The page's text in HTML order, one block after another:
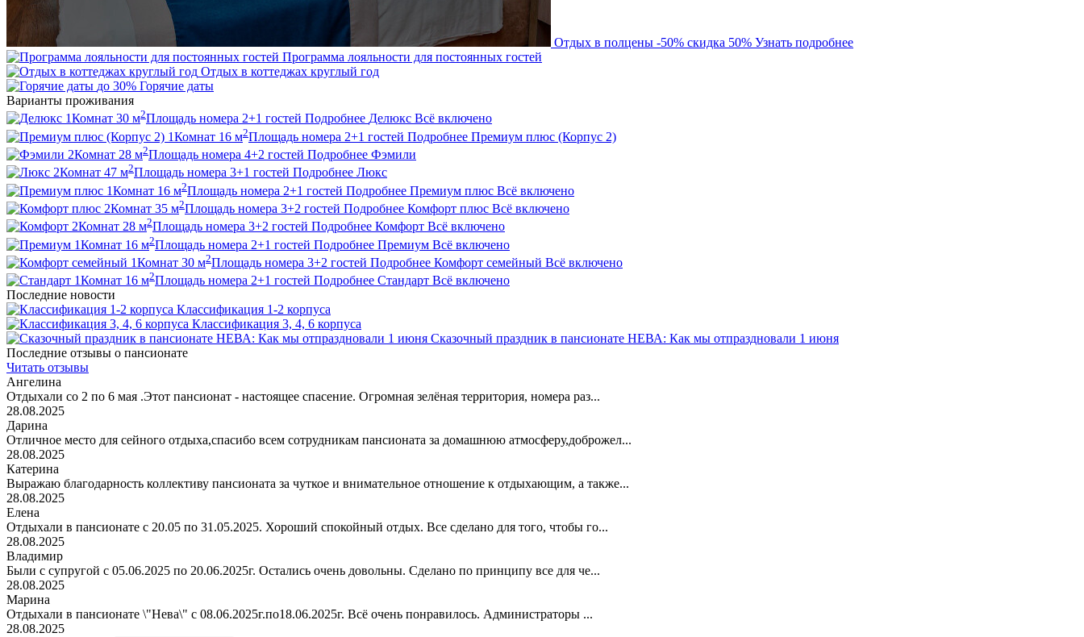
Отдых в полцены -50% скидка 50% Узнать подробнее
Программа лояльности для постоянных гостей
Отдых в коттеджах круглый год
до 30% Горячие даты
Варианты проживания
1Комнат 30 м2Площадь номера 2+1 гостей Подробнее Делюкс Всё включено
1Комнат 16 м2Площадь номера 2+1 гостей Подробнее Премиум плюс (Корпус 2)
2Комнат 28 м2Площадь номера 4+2 гостей Подробнее Фэмили
2Комнат 47 м2Площадь номера 3+1 гостей Подробнее Люкс
1Комнат 16 м2Площадь номера 2+1 гостей Подробнее Премиум плюс Всё включено
2Комнат 35 м2Площадь номера 3+2 гостей Подробнее Комфорт плюс Всё включено
2Комнат 28 м2Площадь номера 3+2 гостей Подробнее Комфорт Всё включено
1Комнат 16 м2Площадь номера 2+1 гостей Подробнее Премиум Всё включено
1Комнат 30 м2Площадь номера 3+2 гостей Подробнее Комфорт семейный Всё включено
1Комнат 16 м2Площадь номера 2+1 гостей Подробнее Стандарт Всё включено
Последние новости
Классификация 1-2 корпуса
Классификация 3, 4, 6 корпуса
Сказочный праздник в пансионате НЕВА: Как мы отпраздновали 1 июня
Последние отзывы о пансионате
Читать отзывы
Ангелина
Отдыхали со 2 по 6 мая .Этот пансионат - настоящее спасение. Огромная зелёная территория, номера раз...
28.08.2025
Дарина
Отличное место для сейного отдыха,спасибо всем сотрудникам пансионата за домашнюю атмосферу,доброжел...
28.08.2025
Катерина
Выражаю благодарность коллективу пансионата за чуткое и внимательное отношение к отдыхающим, а также...
28.08.2025
Елена
Отдыхали в пансионате с 20.05 по 31.05.2025. Хороший спокойный отдых. Все сделано для того, чтобы го...
28.08.2025
Владимир
Были с супругой с 05.06.2025 по 20.06.2025г. Остались очень довольны. Сделано по принципу все для че...
28.08.2025
Марина
Отдыхали в пансионате \"Нева\" с 08.06.2025г.по18.06.2025г. Всё очень понравилось. Администраторы ...
28.08.2025